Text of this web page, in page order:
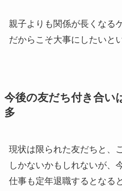
親子よりも関係が長くなる
だからこそ大事にしたいと
今後の友だち付き合い
多
現状は限られた友だちと、
しかないかもしれないが、
仕事も定年退職するとなる